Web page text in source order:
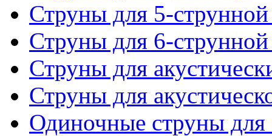
Струны для 5-
Струны для 6-
Струны для
Струны для
Одиночные струны для